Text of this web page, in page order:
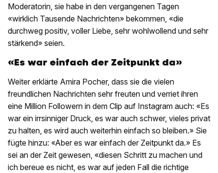
Moderatorin, sie habe in den vergangenen Tagen
«wirklich Tausende Nachrichten» bekommen, «die
durchweg positiv, voller Liebe, sehr wohlwollend und sehr
stärkend» seien.
«Es war einfach der Zeitpunkt da»
Weiter erklärte Amira Pocher, dass sie die vielen
freundlichen Nachrichten sehr freuten und verriet ihren
eine Million Followern in dem Clip auf Instagram auch: «Es
war ein irrsinniger Druck, es war auch schwer, vieles privat
zu halten, es wird auch weiterhin einfach so bleiben.» Sie
fügte hinzu: «Aber es war einfach der Zeitpunkt da.» Es
sei an der Zeit gewesen, «diesen Schritt zu machen und
ich bereue es nicht, es war auf jeden Fall die richtige